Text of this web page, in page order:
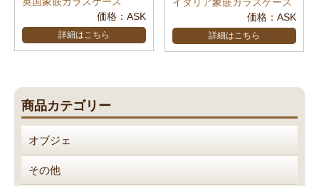
価格：ASK
詳細はこちら
価格：ASK
詳細はこちら
商品カテゴリー
オブジェ
その他